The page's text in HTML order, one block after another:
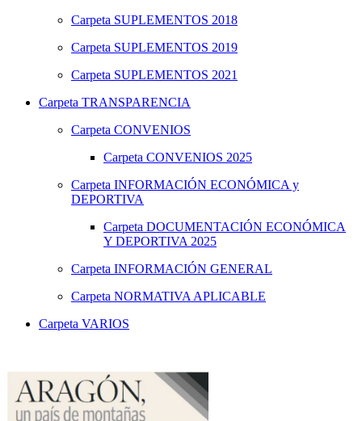
Carpeta SUPLEMENTOS 2018
Carpeta SUPLEMENTOS 2019
Carpeta SUPLEMENTOS 2021
Carpeta TRANSPARENCIA
Carpeta CONVENIOS
Carpeta CONVENIOS 2025
Carpeta INFORMACIÓN ECONÓMICA y
DEPORTIVA
Carpeta DOCUMENTACIÓN ECONÓMICA
Y DEPORTIVA 2025
Carpeta INFORMACIÓN GENERAL
Carpeta NORMATIVA APLICABLE
Carpeta VARIOS